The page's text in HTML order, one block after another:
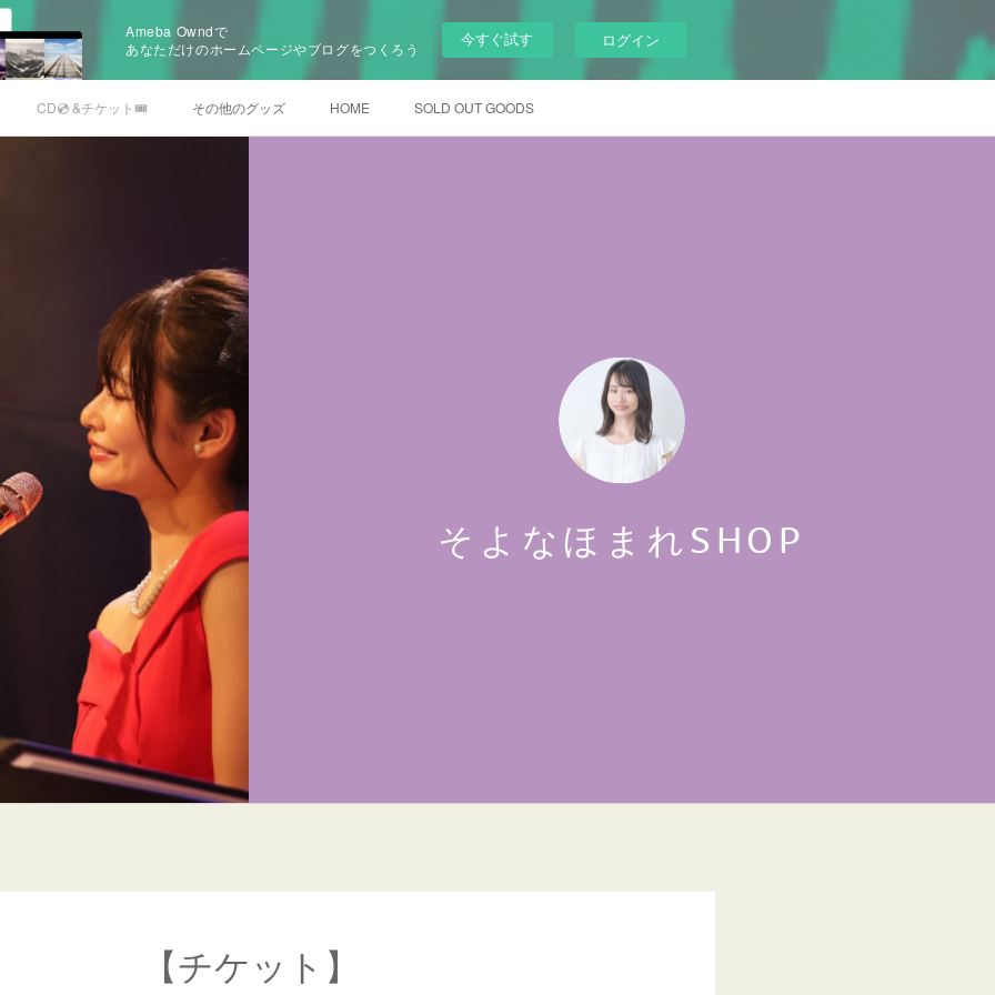
Ameba Owndで
あなただけのホームページやブログをつくろう
今すぐ試す ログイン
CD💿 &チケット🎟️ その他のグッズ HOME SOLD OUT GOODS
そよなほまれSHOP
【チケット】